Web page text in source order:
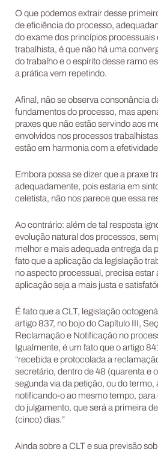
O que podemos extrair desse
de eficiência do processo,
do exame dos princípios processuais
trabalhista, é que não há uma
do trabalho e o espírito desse ramo
a prática vem repetindo.
Afinal, não se observa consonância
fundamentos do processo, mas
praxes que não estão servindo aos
envolvidos nos processos
estão em harmonia com a
Embora possa se dizer que a praxe
adequadamente, pois estaria em
celetista, não nos parece que essa
Ao contrário: além de tal resposta
evolução natural dos processos,
melhor e mais adequada entrega da
fato que a aplicação da legislação
no aspecto processual, precisa estar
aplicação seja a mais justa e
É fato que a CLT, legislação
artigo 837, no bojo do Capítulo III,
Reclamação e Notificação no
Igualmente, é um fato que o artigo
“recebida e protocolada a
secretário, dentro de 48 (quarenta e
segunda via da petição, ou do termo,
notificando-o ao mesmo tempo,
do julgamento, que será a primeira
(cinco) dias.”
Ainda sobre a CLT e sua previsão